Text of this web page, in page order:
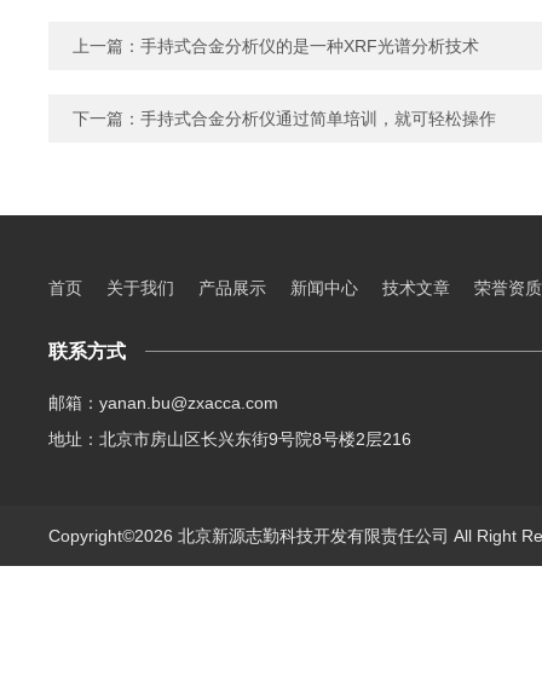
上一篇： 手持式合金分析仪的是一种XRF光谱分析技术
下一篇： 手持式合金分析仪通过简单培训，就可轻松操作
首页 关于我们 产品展示 新闻中心 技术文章 荣誉资质
联系方式
邮箱：yanan.bu@zxacca.com
地址：北京市房山区长兴东街9号院8号楼2层216
Copyright©2026 北京新源志勤科技开发有限责任公司 All Right